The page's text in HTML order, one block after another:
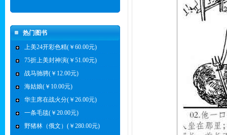
热门图书
上美24开彩色精(￥60.00元)
75折上美封神演(￥51.00元)
战马驰骋(￥12.00元)
海姑娘(￥10.00元)
华主席在战火分(￥26.00元)
一条毛毯(￥20.00元)
野猪林（俄文）(￥280.00元)